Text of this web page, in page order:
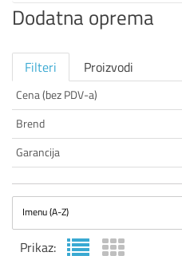
Dodatna oprema
Filteri Proizvodi
Cena (bez PDV-a)
Brend
Garancija
Imenu (A-Z)
Prikaz: